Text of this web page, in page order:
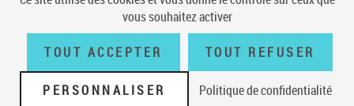
Notice n° :FRBNF15365412
Mise à jour :25/09/03
Conditions générales d'utilisation | A propos | Plan du site |
Écrire à la
vous souhaitez activer
TOUT ACCEPTER TOUT REFUSER
PERSONNALISER Politique de confidentialité